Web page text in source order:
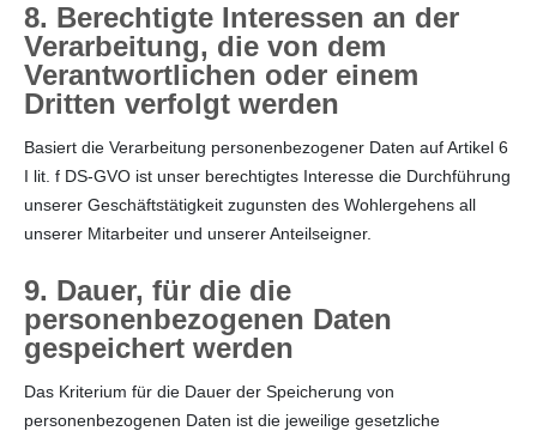
8. Berechtigte Interessen an der
Verarbeitung, die von dem
Verantwortlichen oder einem
Dritten verfolgt werden
Basiert die Verarbeitung personenbezogener Daten auf Artikel 6
I lit. f DS-GVO ist unser berechtigtes Interesse die Durchführung
unserer Geschäftstätigkeit zugunsten des Wohlergehens all
unserer Mitarbeiter und unserer Anteilseigner.
9. Dauer, für die die
personenbezogenen Daten
gespeichert werden
Das Kriterium für die Dauer der Speicherung von
personenbezogenen Daten ist die jeweilige gesetzliche